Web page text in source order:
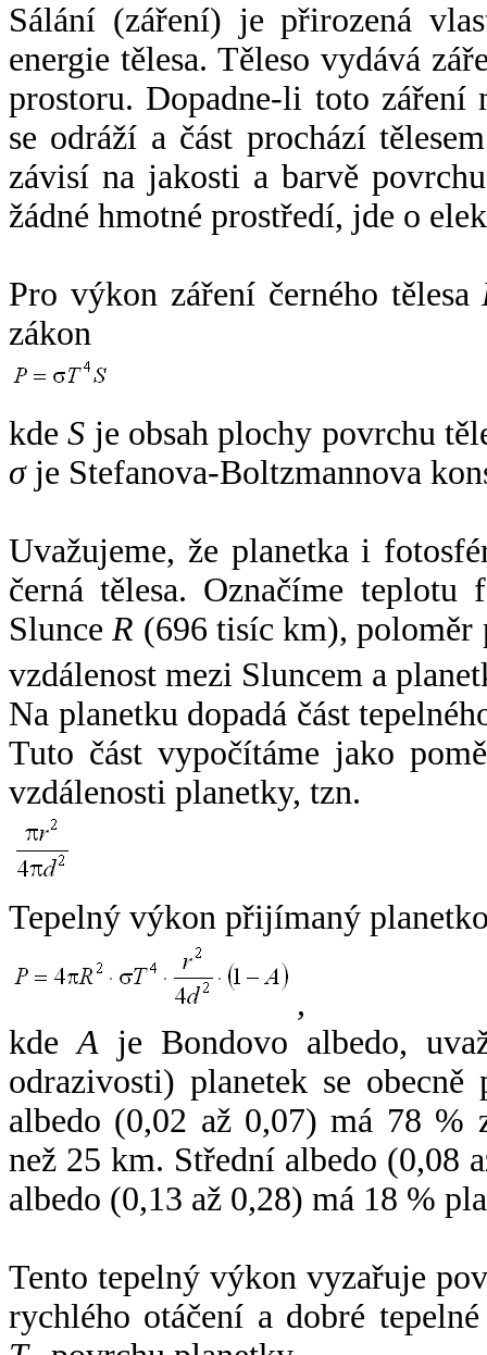
Sálání (záření) je přirozená
energie tělesa. Těleso vydává
prostoru. Dopadne-li toto záření
se odráží a část prochází
závisí na jakosti a barvě
žádné hmotné prostředí, jde o
Pro výkon záření černého tělesa
zákon
kdeS je obsah plochy povrchu
σje Stefanova-Boltzmannova
Uvažujeme, že planetka i
černá tělesa. Označíme
SlunceR (696 tisíc km),
vzdálenost mezi Sluncem a
Na planetku dopadá část
Tuto část vypočítáme jako
vzdálenosti planetky, tzn.
Tepelný výkon přijímaný
,
kdeA je Bondovo albedo,
odrazivosti) planetek se
albedo (0,02 až 0,07) má 78 %
než 25 km. Střední albedo (0,08
albedo (0,13 až 0,28) má 18 %
Tento tepelný výkon vyzařuje
rychlého otáčení a dobré